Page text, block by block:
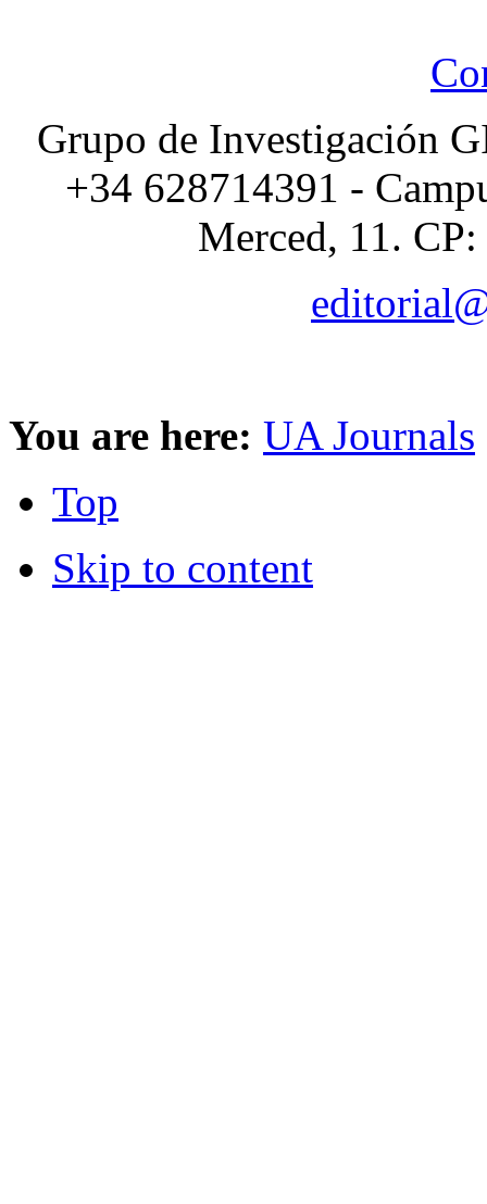
Grupo de Investigación
+34 628714391 -
Merced, 11.
You are here: UA Journals
Top
Skip to content